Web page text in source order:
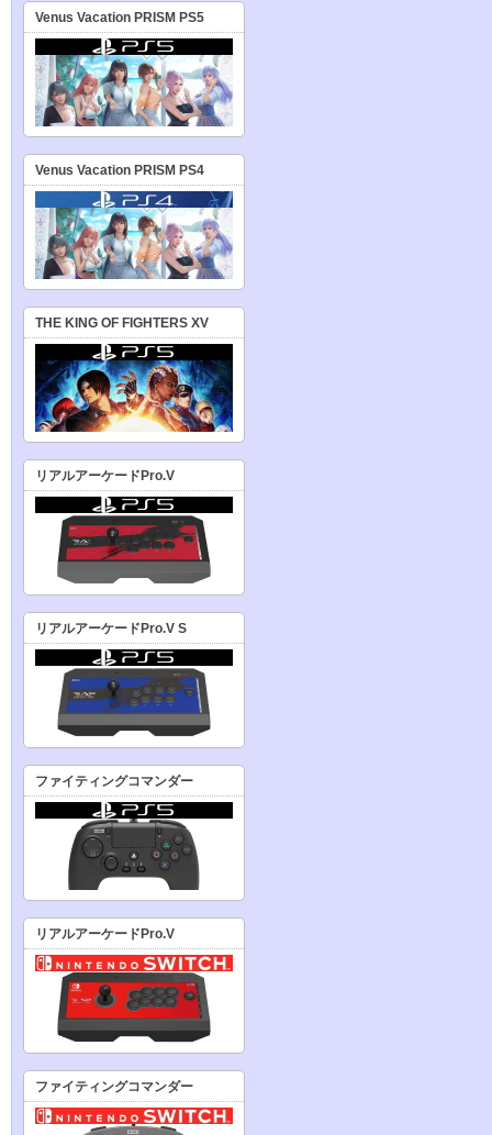
Venus Vacation PRISM PS5
Venus Vacation PRISM PS4
THE KING OF FIGHTERS XV
リアルアーケードPro.V
リアルアーケードPro.V S
ファイティングコマンダー
リアルアーケードPro.V
ファイティングコマンダー